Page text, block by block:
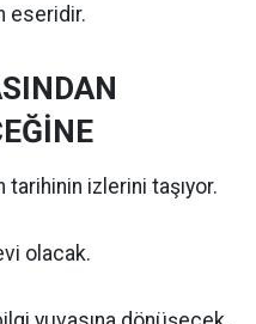
eseridir.
tarihinin izlerini taşıyor.
olacak.